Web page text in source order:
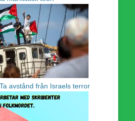
avstånd från Israels terror